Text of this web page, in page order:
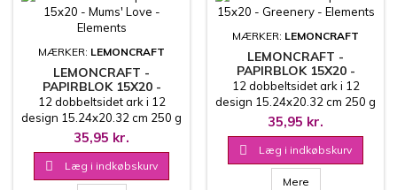
MÆRKER: LEMONCRAFT
LEMONCRAFT -
PAPIRBLOK 15X20 -
MUMS' LOVE - ELEMENTS
12 dobbeltsidet ark i 12
design 15.24x20.32 cm 250 g
35,95 kr.
 Læg i indkøbskurv
MÆRKER: LEMONCRAFT
LEMONCRAFT -
PAPIRBLOK 15X20 -
GREENERY - ELEMENTS
12 dobbeltsidet ark i 12
design 15.24x20.32 cm 250 g
35,95 kr.
 Læg i indkøbskurv
Mere